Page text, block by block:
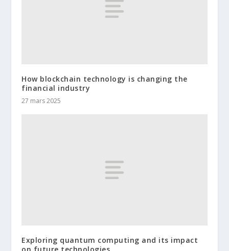
How blockchain technology is changing the
financial industry
27 mars 2025
Exploring quantum computing and its impact